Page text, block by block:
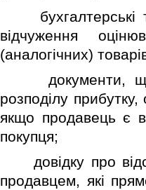
бухгалтерськi
вiдчуження
(аналогiчних)
документи, що
розподiлу
якщо продавець є
покупця;
довiдку про
продавцем, якi